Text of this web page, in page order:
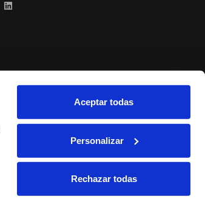
Aceptar todas
Personalizar
Rechazar todas